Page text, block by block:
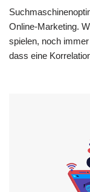
Online-Marketing.
spielen, noch
dass eine